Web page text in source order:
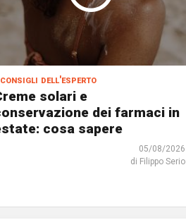
dell'esperto
solari e
dei farmaci in
cosa sapere
05/08/2026
di Filippo Serio